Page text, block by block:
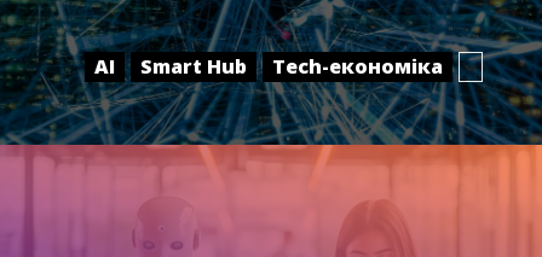
AI Smart Hub Tech-економіка